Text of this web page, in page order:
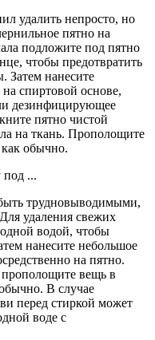
удалить непросто, но
пятно на
подложите под пятно
чтобы предотвратить
Затем нанесите
спиртовой основе,
дезинфицирующее
пятно чистой
на ткань. Прополощите
обычно.
трудновыводимыми,
удаления свежих
водой, чтобы
нанесите небольшое
на пятно.
прополощите вещь в
В случае
перед стиркой может
воде с